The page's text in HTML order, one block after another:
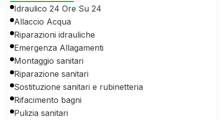
Idraulico 24 Ore Su 24
Allaccio Acqua
Riparazioni idrauliche
Emergenza Allagamenti
Montaggio sanitari
Riparazione sanitari
Sostituzione sanitari e rubinetteria
Rifacimento bagni
Pulizia sanitari